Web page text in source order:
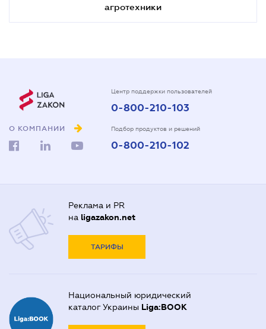
агротехники
О КОМПАНИИ
Центр поддержки пользователей
0-800-210-103
Подбор продуктов и решений
0-800-210-102
Реклама и PR
на ligazakon.net
ТАРИФЫ
Национальный юридический
каталог Украины Liga:BOOK